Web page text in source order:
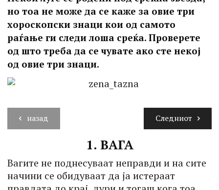
но тоа не може да се каже за овие три
хороскопски знаци кои од самото
раѓање ги следи лоша среќа. Проверете
од што треба да се чувате ако сте некој
од овие три знаци.
назад Следниот
1. ВАГА
Вагите не поднесуваат неправди и на сите
начини се обидуваат да ја истераат